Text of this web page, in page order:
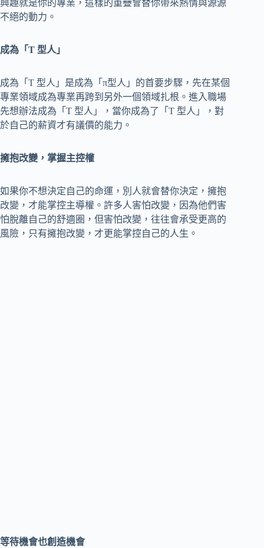
興趣就是你的專業，這樣的重疊會替你帶來熱情與源源
不絕的動力。
成為「T 型人」
成為「T 型人」是成為「π型人」的首要步驟，先在某個
專業領域成為專業再跨到另外一個領域扎根。進入職場
先想辦法成為「T 型人」，當你成為了「T 型人」，對
於自己的薪資才有議價的能力。
擁抱改變，掌握主控權
如果你不想決定自己的命運，別人就會替你決定，擁抱
改變，才能掌控主導權。許多人害怕改變，因為他們害
怕脫離自己的舒適圈，但害怕改變，往往會承受更高的
風險，只有擁抱改變，才更能掌控自己的人生。
等待機會也創造機會